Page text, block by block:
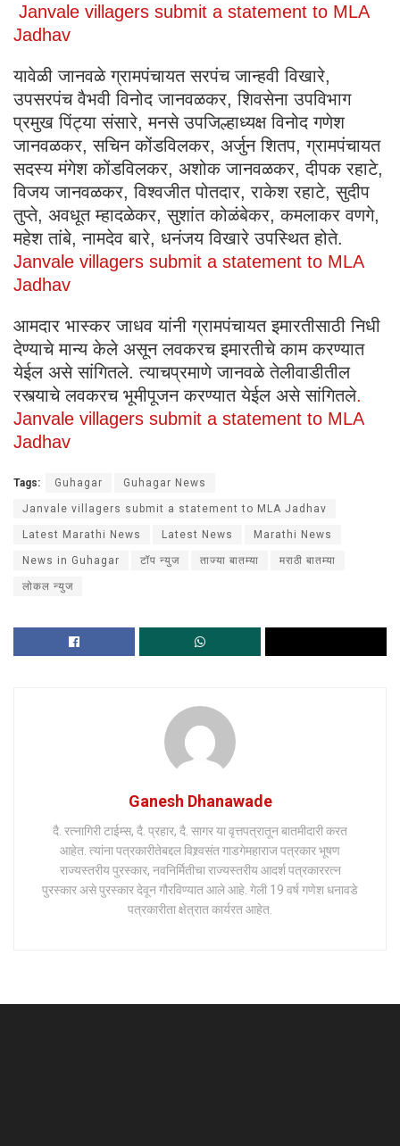
Janvale villagers submit a statement to MLA
Jadhav
यावेळी जानवळे ग्रामपंचायत सरपंच जान्हवी विखारे,
उपसरपंच वैभवी विनोद जानवळकर, शिवसेना उपविभाग
प्रमुख पिंट्या संसारे, मनसे उपजिल्हाध्यक्ष विनोद गणेश
जानवळकर, सचिन कोंडविलकर, अर्जुन शितप, ग्रामपंचायत
सदस्य मंगेश कोंडविलकर, अशोक जानवळकर, दीपक रहाटे,
विजय जानवळकर, विश्वजीत पोतदार, राकेश रहाटे, सुदीप
तुप्ते, अवधूत म्हादळेकर, सुशांत कोळंबेकर, कमलाकर वणगे,
महेश तांबे, नामदेव बारे, धनंजय विखारे उपस्थित होते.
Janvale villagers submit a statement to MLA
Jadhav
आमदार भास्कर जाधव यांनी ग्रामपंचायत इमारतीसाठी निधी
देण्याचे मान्य केले असून लवकरच इमारतीचे काम करण्यात
येईल असे सांगितले. त्याचप्रमाणे जानवळे तेलीवाडीतील
रस्त्याचे लवकरच भूमीपूजन करण्यात येईल असे सांगितले.
Janvale villagers submit a statement to MLA
Jadhav
Tags: Guhagar Guhagar News
Janvale villagers submit a statement to MLA Jadhav
Latest Marathi News Latest News Marathi News
News in Guhagar टॉप न्युज ताज्या बातम्या मराठी बातम्या
लोकल न्युज
Ganesh Dhanawade
दै. रत्नागिरी टाईम्स, दै. प्रहार, दै. सागर या वृत्तपत्रातून बातमीदारी करत
आहेत. त्यांना पत्रकारीतेबद्दल विश्र्वसंत गाडगेमहाराज पत्रकार भूषण
राज्यस्तरीय पुरस्कार, नवनिर्मितीचा राज्यस्तरीय आदर्श पत्रकाररत्न
पुरस्कार असे पुरस्कार देवून गौरविण्यात आले आहे. गेली 19 वर्ष गणेश धनावडे
पत्रकारीता क्षेत्रात कार्यरत आहेत.